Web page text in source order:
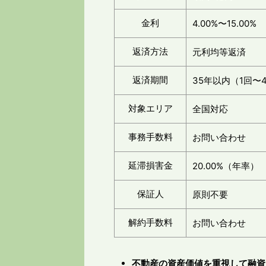
金利 4.00%〜15.00%
返済方法 元利均等返済
返済期間 35年以内（1回〜
対象エリア 全国対応
事務手数料 お問い合わせ
延滞損害金 20.00%（年率）
保証人 原則不要
解約手数料 お問い合わせ
不動産の資産価値を重視して融資